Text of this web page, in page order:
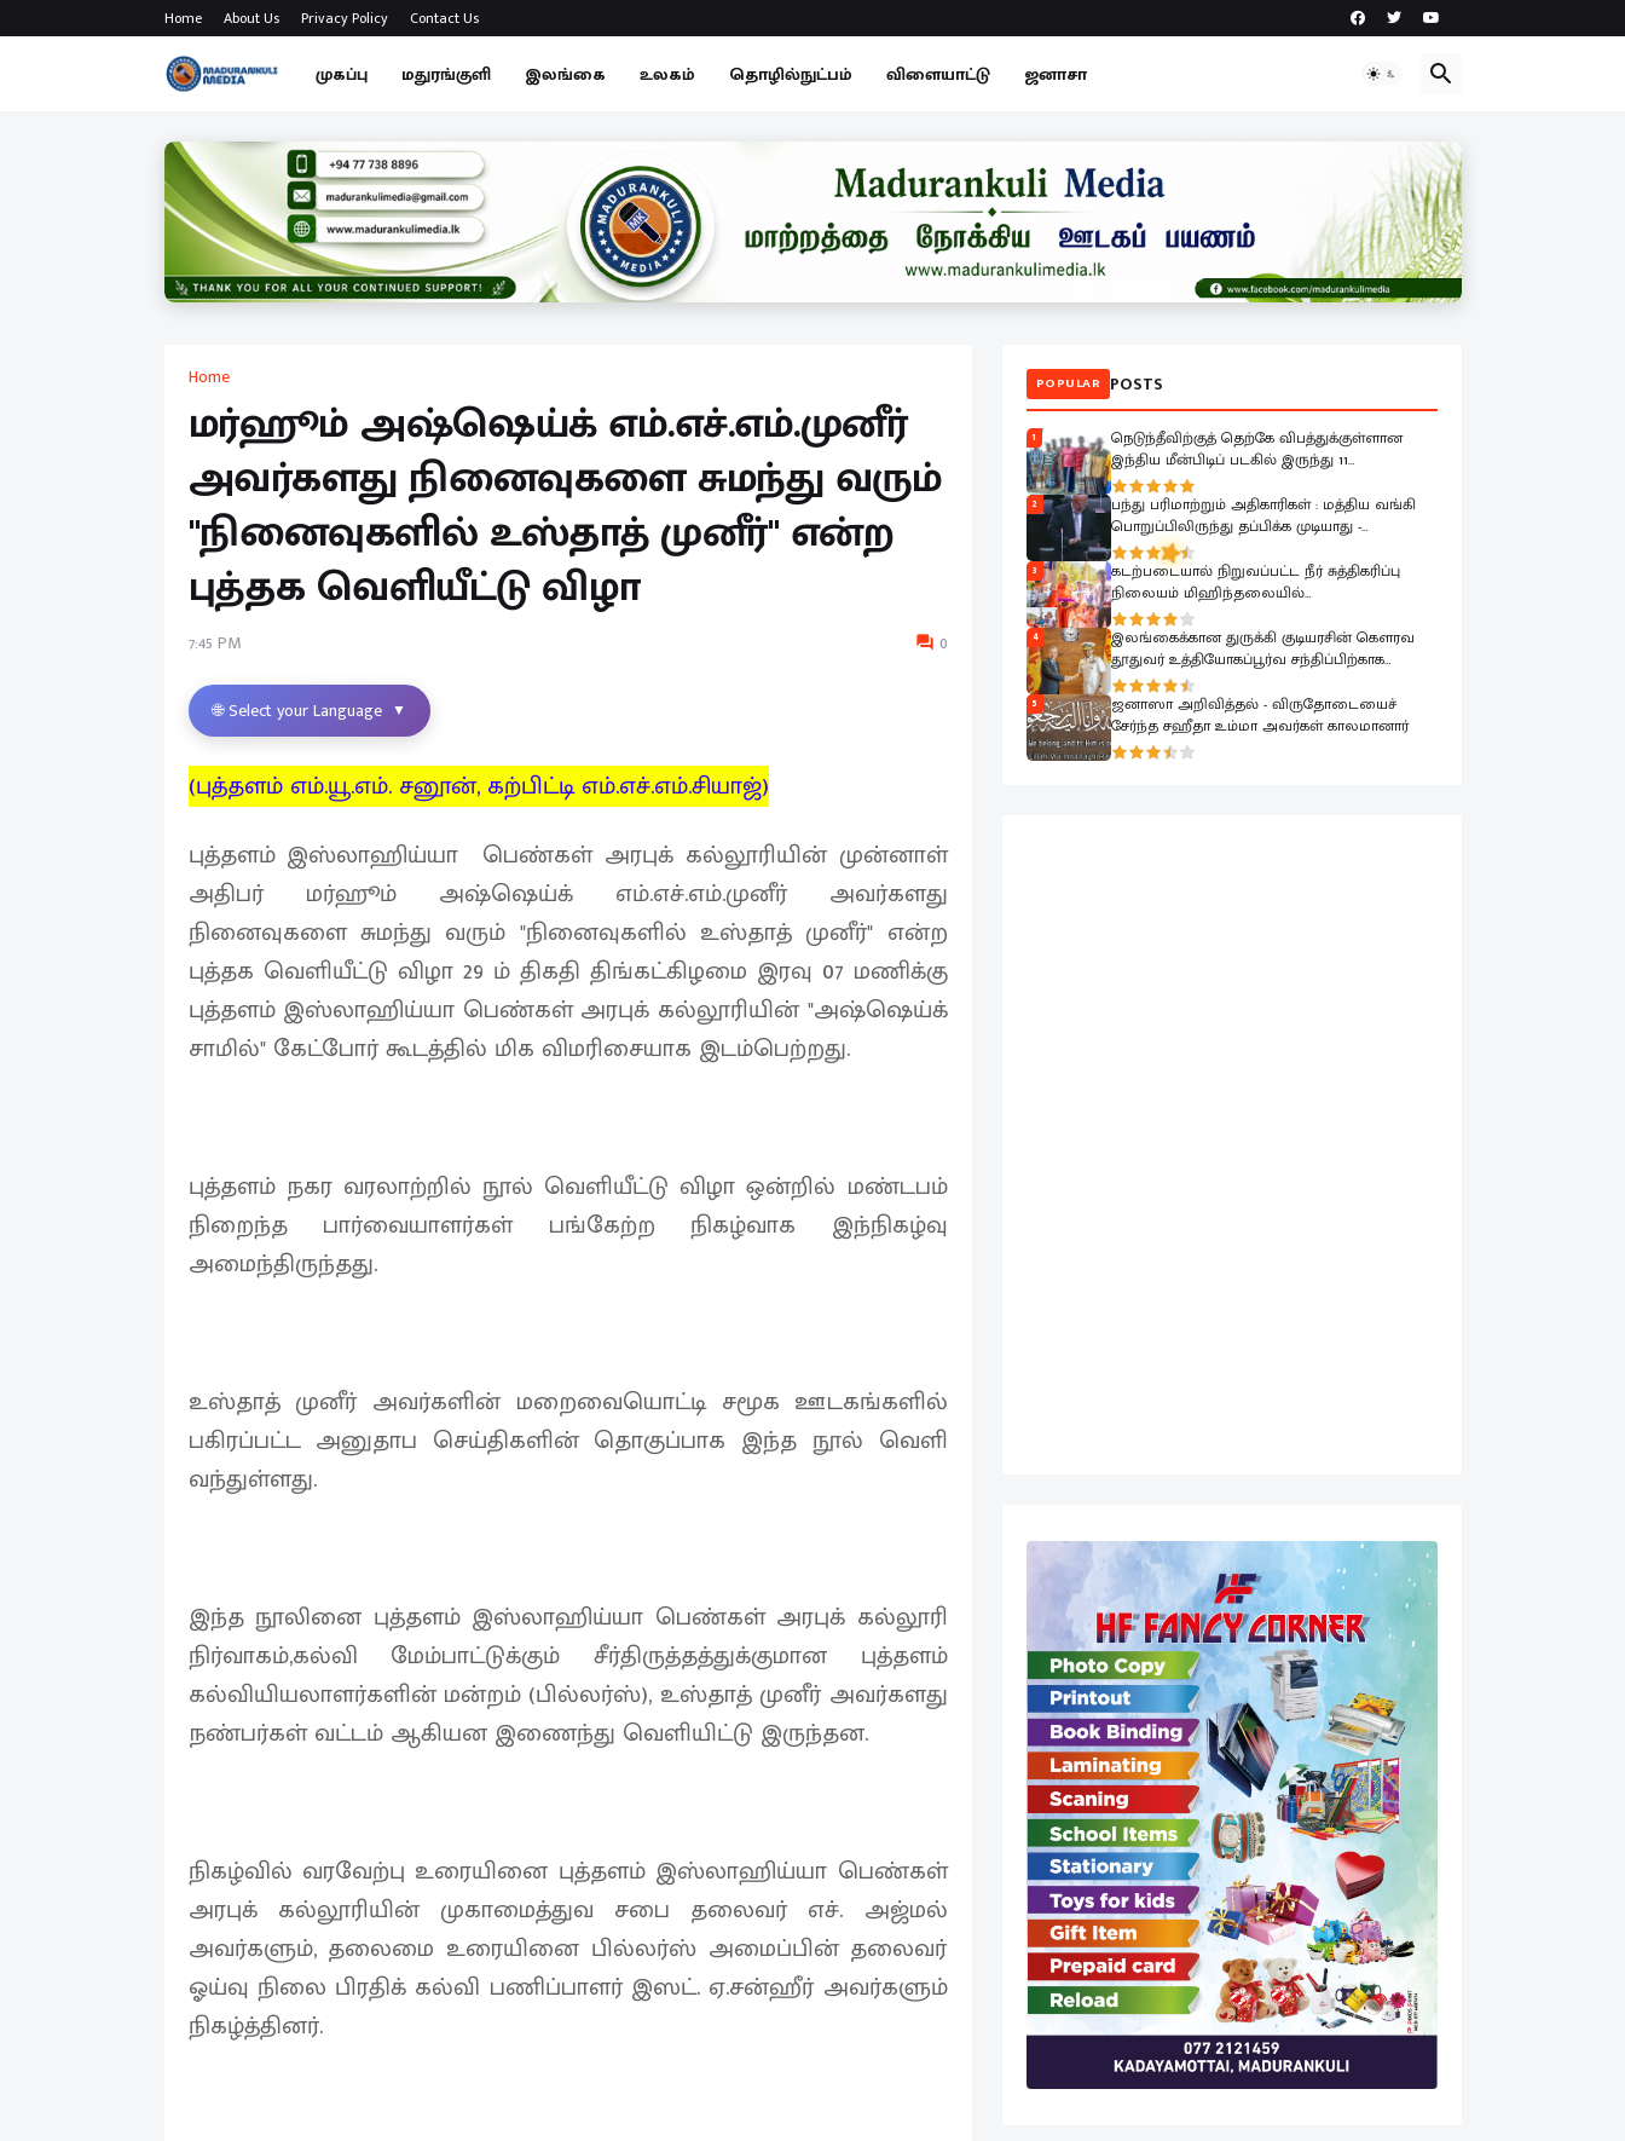
Home About Us Privacy Policy Contact Us
முகப்பு மதுரங்குளி இலங்கை உலகம் தொழில்நுட்பம் விளையாட்டு ஜனாசா
Home
மர்ஹூம் அஷ்ஷெய்க் எம்.எச்.எம்.முனீர்
அவர்களது நினைவுகளை சுமந்து வரும்
"நினைவுகளில் உஸ்தாத் முனீர்" என்ற
புத்தக வெளியீட்டு விழா
7:45 PM 0
🌐 Select your Language ▼
(புத்தளம் எம்.யூ.எம். சனூன், கற்பிட்டி எம்.எச்.எம்.சியாஜ்)
புத்தளம் இஸ்லாஹிய்யா பெண்கள் அரபுக் கல்லூரியின் முன்னாள்
அதிபர் மர்ஹூம் அஷ்ஷெய்க் எம்.எச்.எம்.முனீர் அவர்களது
நினைவுகளை சுமந்து வரும் "நினைவுகளில் உஸ்தாத் முனீர்" என்ற
புத்தக வெளியீட்டு விழா 29 ம் திகதி திங்கட்கிழமை இரவு 07 மணிக்கு
புத்தளம் இஸ்லாஹிய்யா பெண்கள் அரபுக் கல்லூரியின் "அஷ்ஷெய்க்
சாமில்" கேட்போர் கூடத்தில் மிக விமரிசையாக இடம்பெற்றது.
புத்தளம் நகர வரலாற்றில் நூல் வெளியீட்டு விழா ஒன்றில் மண்டபம்
நிறைந்த பார்வையாளர்கள் பங்கேற்ற நிகழ்வாக இந்நிகழ்வு
அமைந்திருந்தது.
உஸ்தாத் முனீர் அவர்களின் மறைவையொட்டி சமூக ஊடகங்களில்
பகிரப்பட்ட அனுதாப செய்திகளின் தொகுப்பாக இந்த நூல் வெளி
வந்துள்ளது.
இந்த நூலினை புத்தளம் இஸ்லாஹிய்யா பெண்கள் அரபுக் கல்லூரி
நிர்வாகம்,கல்வி மேம்பாட்டுக்கும் சீர்திருத்தத்துக்குமான புத்தளம்
கல்வியியலாளர்களின் மன்றம் (பில்லர்ஸ்), உஸ்தாத் முனீர் அவர்களது
நண்பர்கள் வட்டம் ஆகியன இணைந்து வெளியிட்டு இருந்தன.
நிகழ்வில் வரவேற்பு உரையினை புத்தளம் இஸ்லாஹிய்யா பெண்கள்
அரபுக் கல்லூரியின் முகாமைத்துவ சபை தலைவர் எச். அஜ்மல்
அவர்களும், தலைமை உரையினை பில்லர்ஸ் அமைப்பின் தலைவர்
ஓய்வு நிலை பிரதிக் கல்வி பணிப்பாளர் இஸட். ஏ.சன்ஹீர் அவர்களும்
நிகழ்த்தினர்.
POPULAR POSTS
1
நெடுந்தீவிற்குத் தெற்கே விபத்துக்குள்ளான
இந்திய மீன்பிடிப் படகில் இருந்து 11
மீனவர்களை இலங்கை கடற்படை பாதுகாப்பாக
மீட்டது
2
பந்து பரிமாற்றும் அதிகாரிகள் : மத்திய வங்கி
பொறுப்பிலிருந்து தப்பிக்க முடியாது -
பாராளுமன்றத்தில் ரவூப் ஹக்கீம் ஆவேசம்
3
கடற்படையால் நிறுவப்பட்ட நீர் சுத்திகரிப்பு
நிலையம் மிஹிந்தலையில்
பொதுமக்களுக்காக கையளிக்கப்பட்டது
4
இலங்கைக்கான துருக்கி குடியரசின் கௌரவ
தூதுவர் உத்தியோகப்பூர்வ சந்திப்பிற்காக
கடற்படை தளபதியை சந்தித்தார்
5
ஜனாஸா அறிவித்தல் - விருதோடையைச்
சேர்ந்த சஹீதா உம்மா அவர்கள் காலமானார்